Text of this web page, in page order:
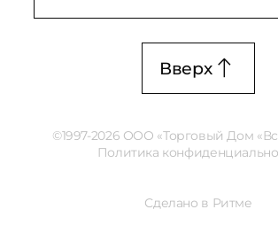
Вверх
©1997-2026 ООО «Торговый Дом
Политика
Сделано в Ритме